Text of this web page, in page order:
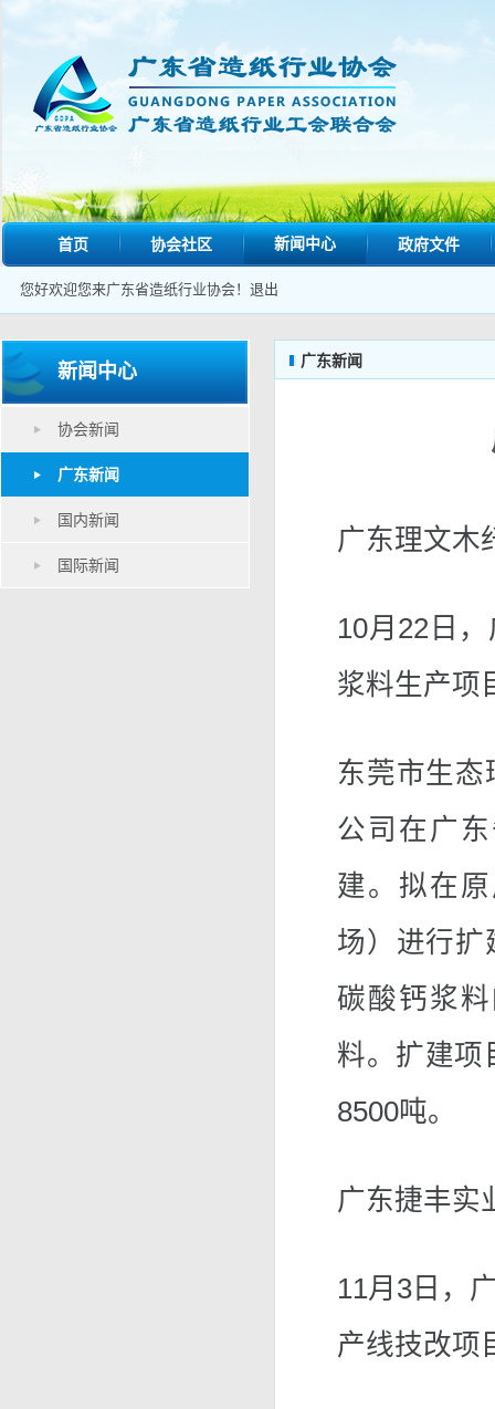
首页 协会社区 新闻中心 政府文件
您好欢迎您来广东省造纸行业协会！ 退出
新闻中心
协会新闻
广东新闻
国内新闻
国际新闻
广东新闻
广东理文木
10月22日
浆料生产项
东莞市生
公司在广
建。拟在
场）进行扩
碳酸钙浆
料。扩建项
8500吨。
广东捷丰实
11月3日，
产线技改项